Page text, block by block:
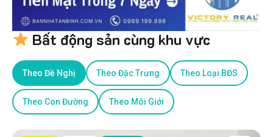
Bất động sản cùng khu vực
Theo Đề Nghị Theo Đặc Trưng Theo Loại BĐS
Theo Con Đường Theo Môi Giới